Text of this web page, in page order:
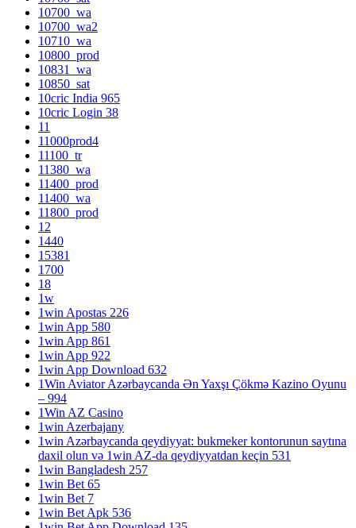
10700_wa
10700_wa2
10710_wa
10800_prod
10831_wa
10850_sat
10cric India 965
10cric Login 38
11
11000prod4
11100_tr
11380_wa
11400_prod
11400_wa
11800_prod
12
1440
15381
1700
18
1w
1win Apostas 226
1win App 580
1win App 861
1win App 922
1win App Download 632
1Win Aviator Azərbaycanda Ən Yaxşı Çökmə Kazino Oyunu
– 994
1Win AZ Casino
1win Azerbajany
1win Azərbaycanda qeydiyyat: bukmeker kontorunun saytına
daxil olun və 1win AZ-da qeydiyyatdan keçin 531
1win Bangladesh 257
1win Bet 65
1win Bet 7
1win Bet Apk 536